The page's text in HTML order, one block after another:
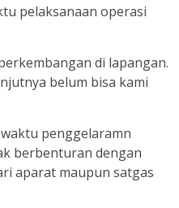
pelaksanaan operasi
di lapangan.
belum bisa kami
penggelaramn
berbenturan dengan
aparat maupun satgas